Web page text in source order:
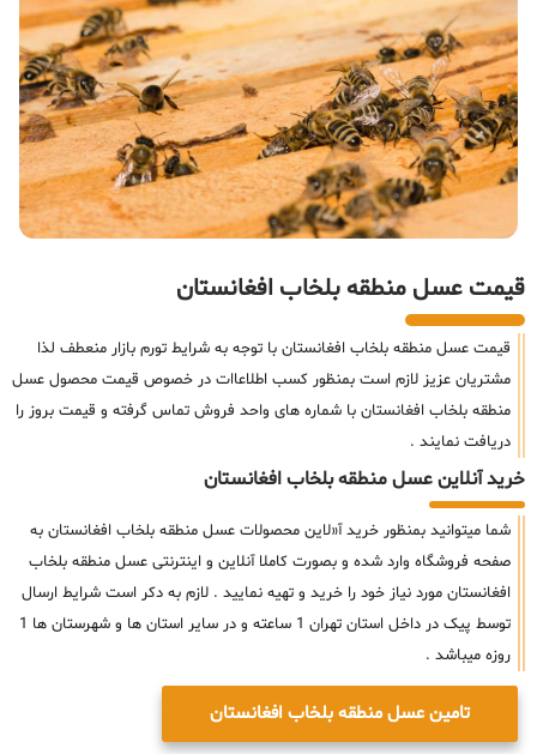
قیمت عسل منطقه بلخاب افغانستان
قیمت عسل منطقه بلخاب افغانستان با توجه به شرایط تورم بازار منعطف لذا
مشتریان عزیز لازم است بمنظور کسب اطلاعاات در خصوص قیمت محصول عسل
منطقه بلخاب افغانستان با شماره های واحد فروش تماس گرفته و قیمت بروز را
دریافت نمایند .
خرید آنلاین عسل منطقه بلخاب افغانستان
شما میتوانید بمنظور خرید آ«لاین محصولات عسل منطقه بلخاب افغانستان به
صفحه فروشگاه وارد شده و بصورت کاملا آنلاین و اینترنتی عسل منطقه بلخاب
افغانستان مورد نیاز خود را خرید و تهیه نمایید . لازم به دکر است شرایط ارسال
توسط پیک در داخل استان تهران 1 ساعته و در سایر استان ها و شهرستان ها 1
روزه میباشد .
تامین عسل منطقه بلخاب افغانستان